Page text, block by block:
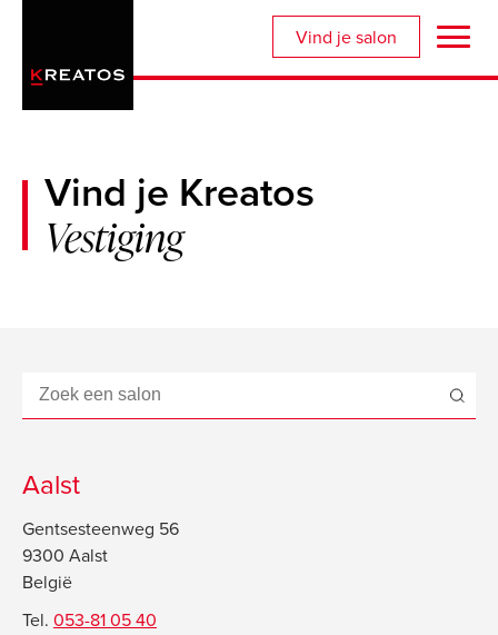
naar
Vind je salon
Vind je Kreatos
Vestiging
Address
Aalst
Gentsesteenweg 56
9300 Aalst
België
Tel. 053-81 05 40